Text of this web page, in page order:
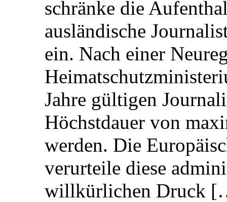
schränke die
ausländische
ein. Nach einer
Jahre gültigen
Höchstdauer von
werden. Die
verurteile diese
willkürlichen Druck